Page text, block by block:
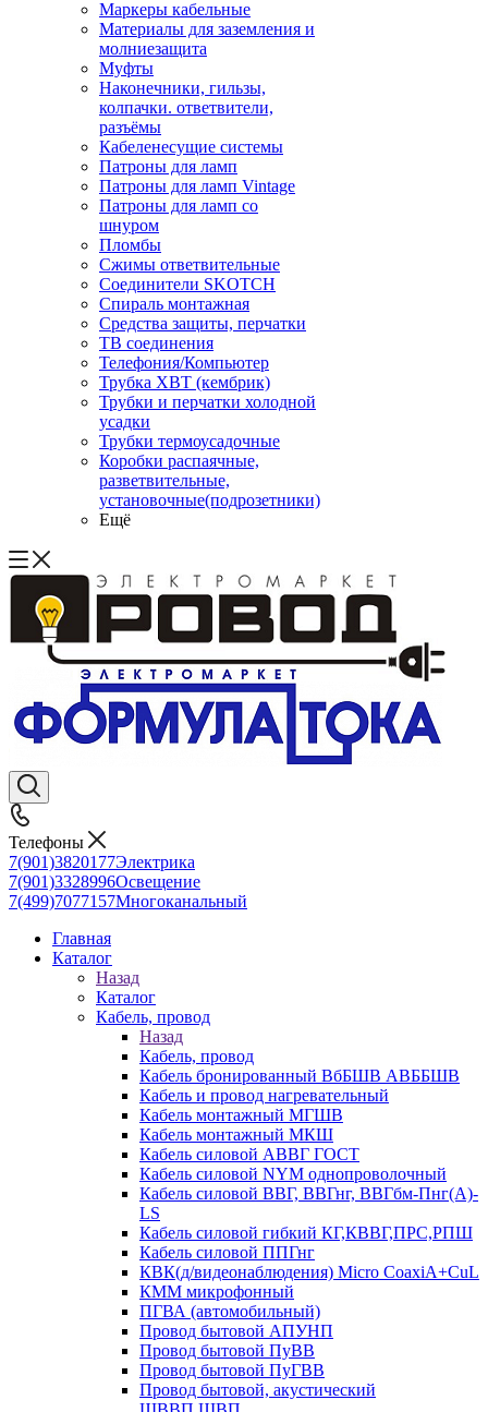
Маркеры кабельные
Материалы для заземления и
молниезащита
Муфты
Наконечники, гильзы,
колпачки. ответвители,
разъёмы
Кабеленесущие системы
Патроны для ламп
Патроны для ламп Vintage
Патроны для ламп со
шнуром
Пломбы
Сжимы ответвительные
Соединители SKOTCH
Спираль монтажная
Средства защиты, перчатки
ТВ соединения
Телефония/Компьютер
Трубка ХВТ (кембрик)
Трубки и перчатки холодной
усадки
Трубки термоусадочные
Коробки распаячные,
разветвительные,
установочные(подрозетники)
Ещё
Телефоны
7(901)3820177Электрика
7(901)3328996Освещение
7(499)7077157Многоканальный
Главная
Каталог
Назад
Каталог
Кабель, провод
Назад
Кабель, провод
Кабель бронированный ВбБШВ АВББШВ
Кабель и провод нагревательный
Кабель монтажный МГШВ
Кабель монтажный МКШ
Кабель силовой АВВГ ГОСТ
Кабель силовой NYM однопроволочный
Кабель силовой ВВГ, ВВГнг, ВВГбм-Пнг(А)-
LS
Кабель силовой гибкий КГ,КВВГ,ПРС,РПШ
Кабель силовой ППГнг
КВК(д/видеонаблюдения) Micro CoaxiA+CuL
КММ микрофонный
ПГВА (автомобильный)
Провод бытовой АПУНП
Провод бытовой ПуВВ
Провод бытовой ПуГВВ
Провод бытовой, акустический